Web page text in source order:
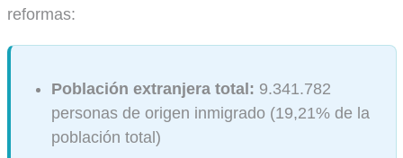
reformas:
Población extranjera total: 9.341.782
personas de origen inmigrado (19,21% de la
población total)